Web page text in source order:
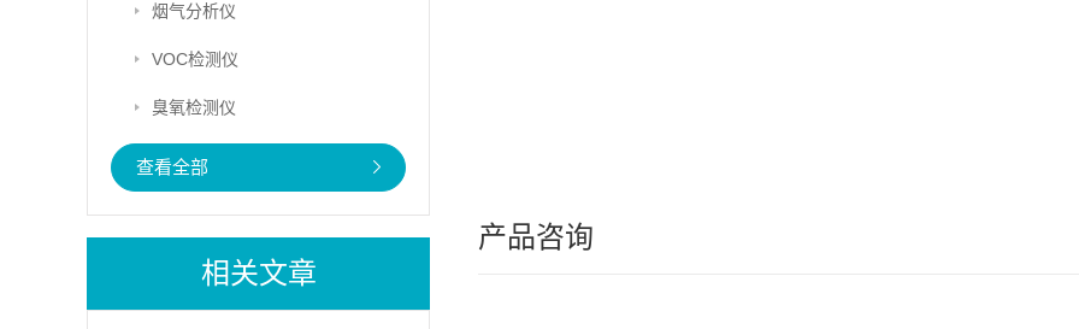
烟气分析仪
VOC检测仪
臭氧检测仪
查看全部
相关文章
产品咨询